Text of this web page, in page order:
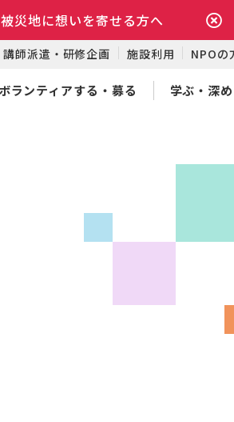
災地に想いを寄せる方へ
講師派遣・研修企画 施設利用 NPOの
ボランティアする・募る 学ぶ・深